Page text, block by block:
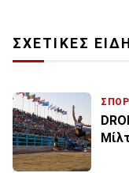
ΣΧΕΤΙΚΕΣ
ΣΠΟΡ